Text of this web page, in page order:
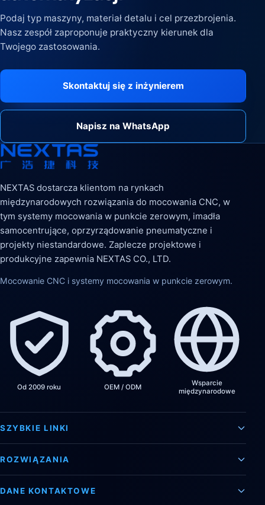
Podaj typ maszyny, materiał detalu i cel przezbrojenia.
Nasz zespół zaproponuje praktyczny kierunek dla
Twojego zastosowania.
Skontaktuj się z inżynierem
Napisz na WhatsApp
NEXTAS dostarcza klientom na rynkach
międzynarodowych rozwiązania do mocowania CNC, w
tym systemy mocowania w punkcie zerowym, imadła
samocentrujące, oprzyrządowanie pneumatyczne i
projekty niestandardowe. Zaplecze projektowe i
produkcyjne zapewnia NEXTAS CO., LTD.
Mocowanie CNC i systemy mocowania w punkcie zerowym.
Od 2009 roku OEM / ODM
Wsparcie
międzynarodowe
SZYBKIE LINKI
ROZWIĄZANIA
DANE KONTAKTOWE